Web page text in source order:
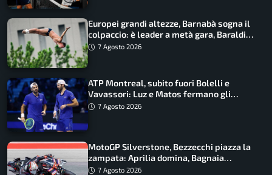
Europei grandi altezze, Barnabà sogna il
colpaccio: è leader a metà gara, Baraldi
ancora in corsa
7 Agosto 2026
ATP Montreal, subito fuori Bolelli e
Vavassori: Luz e Matos fermano gli
azzurri
7 Agosto 2026
MotoGP Silverstone, Bezzecchi piazza la
zampata: Aprilia domina, Bagnaia
costretto al Q1
7 Agosto 2026